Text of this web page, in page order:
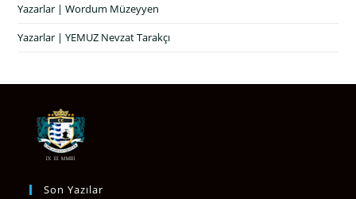
Yazarlar | Wordum Müzeyyen
Yazarlar | YEMUZ Nevzat Tarakçı
Son Yazılar